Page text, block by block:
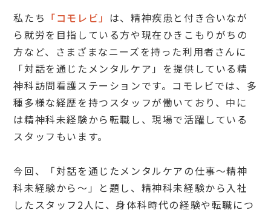
私たち 「コモレビ」 は、精神疾患と付き合いなが
ら就労を目指している方や現在ひきこもりがちの
方など、さまざまなニーズを持った利用者さんに
「対話を通じたメンタルケア」を提供している精
神科訪問看護ステーションです。コモレビでは、多
種多様な経歴を持つスタッフが働いており、中に
は精神科未経験から転職し、現場で活躍している
スタッフもいます。
今回、「対話を通じたメンタルケアの仕事～精神
科未経験から～」と題し、精神科未経験から入社
したスタッフ2人に、身体科時代の経験や転職につ